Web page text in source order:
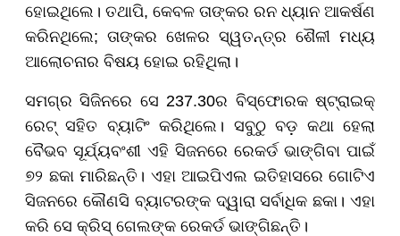
ହୋଇଥିଲେ। ତଥାପି, କେବଳ ତାଙ୍କର ରନ ଧ୍ୟାନ ଆକର୍ଷଣ
କରିନଥିଲେ; ତାଙ୍କର ଖେଳର ସ୍ୱତନ୍ତ୍ର ଶୈଳୀ ମଧ୍ୟ
ଆଲୋଚନାର ବିଷୟ ହୋଇ ରହିଥିଲା।
ସମଗ୍ର ସିଜିନରେ ସେ 237.30ର ବିସ୍ଫୋରକ ଷ୍ଟ୍ରାଇକ୍
ରେଟ୍ ସହିତ ବ୍ୟାଟିଂ କରିଥିଲେ। ସବୁଠୁ ବଡ଼ କଥା ହେଲା
ବୈଭବ ସୂର୍ଯ୍ୟବଂଶୀ ଏହି ସିଜନରେ ରେକର୍ଡ ଭାଙ୍ଗିବା ପାଇଁ
୭୨ ଛକା ମାରିଛନ୍ତି। ଏହା ଆଇପିଏଲ ଇତିହାସରେ ଗୋଟିଏ
ସିଜନରେ କୌଣସି ବ୍ୟାଟରଙ୍କ ଦ୍ୱାରା ସର୍ବାଧିକ ଛକା। ଏହା
କରି ସେ କ୍ରିସ୍ ଗେଲଙ୍କ ରେକର୍ଡ ଭାଙ୍ଗିଛନ୍ତି।